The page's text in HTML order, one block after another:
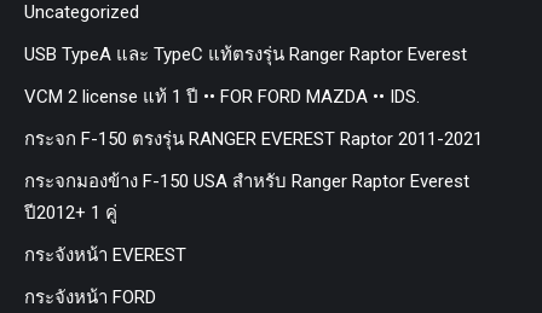
Uncategorized
USB TypeA และ TypeC แท้ตรงรุ่น Ranger Raptor Everest
VCM 2 license แท้ 1 ปี •• FOR FORD MAZDA •• IDS.
กระจก F-150 ตรงรุ่น RANGER EVEREST Raptor 2011-2021
กระจกมองข้าง F-150 USA สำหรับ Ranger Raptor Everest
ปี2012+ 1 คู่
กระจังหน้า EVEREST
กระจังหน้า FORD